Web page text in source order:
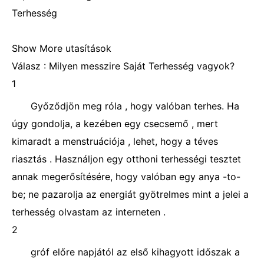
Terhesség
Show More utasítások
Válasz : Milyen messzire Saját Terhesség vagyok?
1
Győződjön meg róla , hogy valóban terhes. Ha
úgy gondolja, a kezében egy csecsemő , mert
kimaradt a menstruációja , lehet, hogy a téves
riasztás . Használjon egy otthoni terhességi tesztet
annak megerősítésére, hogy valóban egy anya -to-
be; ne pazarolja az energiát gyötrelmes mint a jelei a
terhesség olvastam az interneten .
2
gróf előre napjától az első kihagyott időszak a